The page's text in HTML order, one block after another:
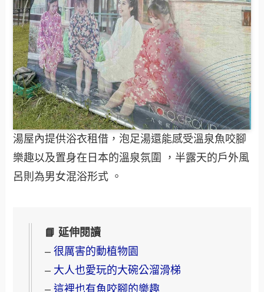
湯屋內提供浴衣租借，泡足湯還能感受溫泉魚咬腳
樂趣以及置身在日本的溫泉氛圍 ，半露天的戶外風
呂則為男女混浴形式 。
📘 延伸閱讀
–很厲害的動植物園
– 大人也愛玩的大碗公溜滑梯
–這裡也有魚咬腳的樂趣